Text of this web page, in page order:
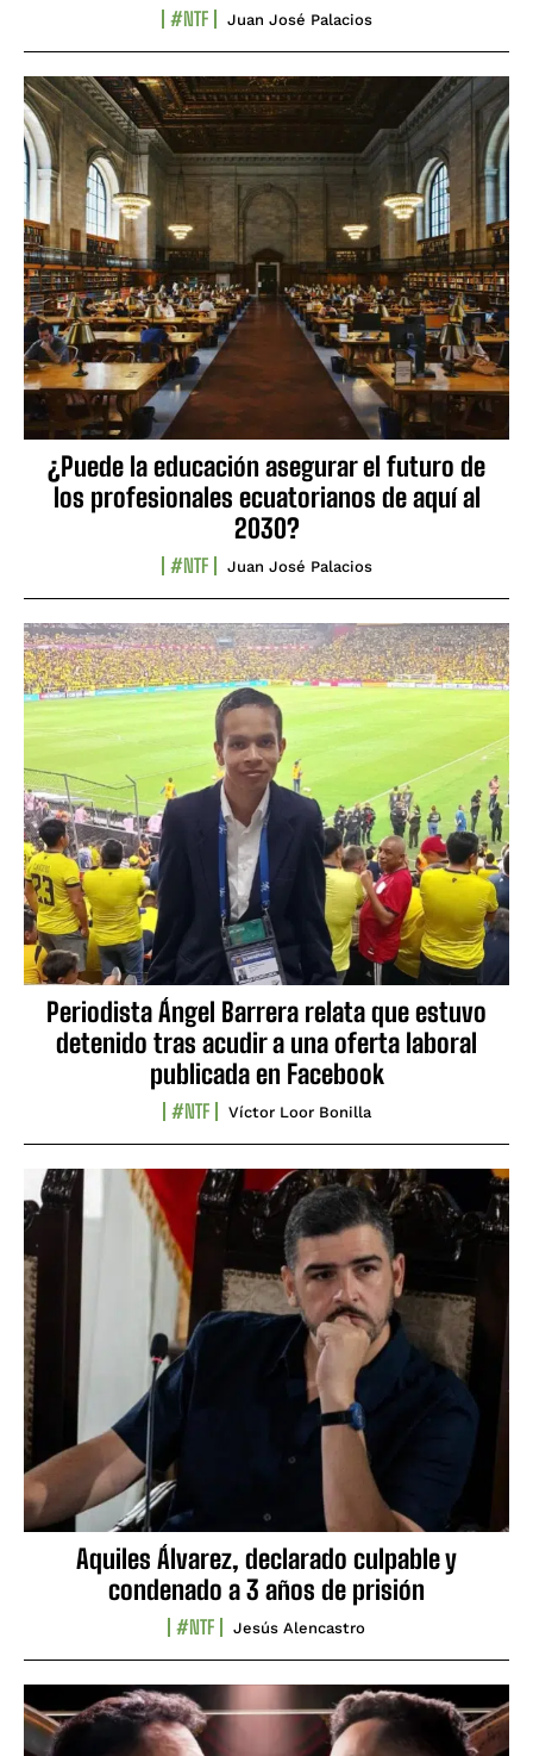
#NTF Juan José Palacios
¿Puede la educación asegurar el futuro de
los profesionales ecuatorianos de aquí al
2030?
#NTF Juan José Palacios
Periodista Ángel Barrera relata que estuvo
detenido tras acudir a una oferta laboral
publicada en Facebook
#NTF Víctor Loor Bonilla
Aquiles Álvarez, declarado culpable y
condenado a 3 años de prisión
#NTF Jesús Alencastro